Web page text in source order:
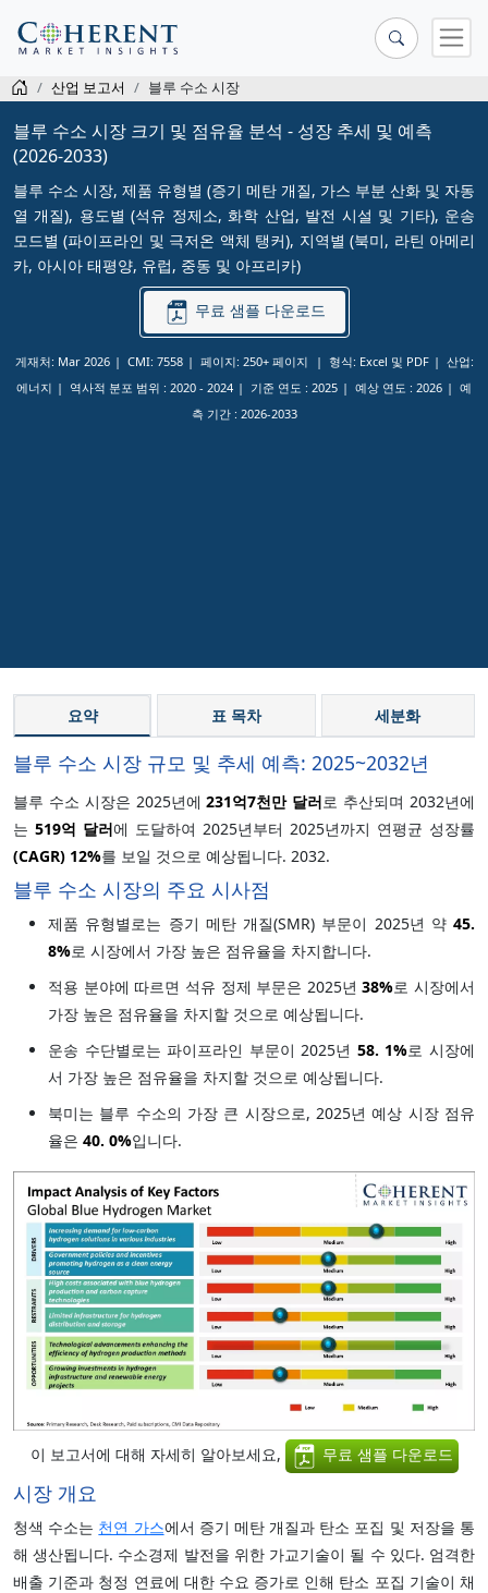
산업 보고서 블루 수소 시장
블루 수소 시장 크기 및 점유율 분석 - 성장 추세 및 예측
(2026-2033)
블루 수소 시장, 제품 유형별 (증기 메탄 개질, 가스 부분 산화 및 자동
열 개질), 용도별 (석유 정제소, 화학 산업, 발전 시설 및 기타), 운송
모드별 (파이프라인 및 극저온 액체 탱커), 지역별 (북미, 라틴 아메리
카, 아시아 태평양, 유럽, 중동 및 아프리카)
무료 샘플 다운로드
게재처: Mar 2026 CMI: 7558 페이지: 250+ 페이지 형식: Excel 및 PDF
산업:
에너지
역사적 분포 범위 : 2020 - 2024 기준 연도 : 2025 예상 연도 : 2026
예
측 기간 : 2026-2033
요약 표 목차 세분화
블루 수소 시장 규모 및 추세 예측: 2025~2032년
블루 수소 시장은 2025년에231억7천만 달러로 추산되며 2032년에
는 519억 달러에 도달하여 2025년부터 2025년까지 연평균 성장률
(CAGR) 12%를 보일 것으로 예상됩니다. 2032.
블루 수소 시장의 주요 시사점
제품 유형별로는 증기 메탄 개질(SMR) 부문이 2025년 약 45.
8%로 시장에서 가장 높은 점유율을 차지합니다.
적용 분야에 따르면 석유 정제 부문은 2025년38%로 시장에서
가장 높은 점유율을 차지할 것으로 예상됩니다.
운송 수단별로는 파이프라인 부문이 2025년 58. 1%로 시장에
서 가장 높은 점유율을 차지할 것으로 예상됩니다.
북미는 블루 수소의 가장 큰 시장으로, 2025년 예상 시장 점유
율은 40. 0%입니다.
이 보고서에 대해 자세히 알아보세요, 무료 샘플 다운로드
시장 개요
청색 수소는 천연 가스에서 증기 메탄 개질과 탄소 포집 및 저장을 통
해 생산됩니다. 수소경제 발전을 위한 가교기술이 될 수 있다. 엄격한
배출 기준과 청정 연료에 대한 수요 증가로 인해 탄소 포집 기술이 채